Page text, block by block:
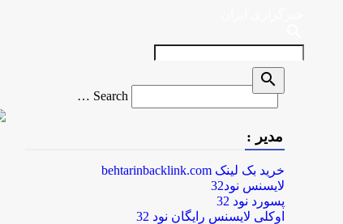
Search
for
Search …
search
مدیر :
خرید بک لینک behtarinbacklink.com
لایسنس نود32
پسورد نود 32
اوکلی لایسنس رایگان نود 32